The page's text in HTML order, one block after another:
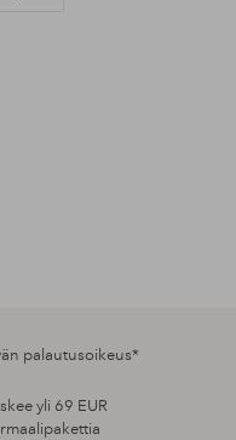
palautusoikeus*
yli 69 EUR